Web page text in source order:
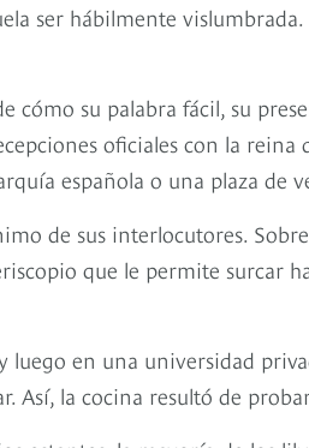
ser hábilmente
cómo su palabra fácil, su
oficiales con la reina
española o una plaza de
de sus interlocutores.
que le permite surcar
en una universidad
Así, la cocina resultó de